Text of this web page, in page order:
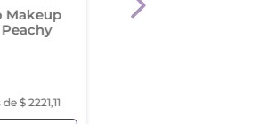
Makeup
$ 2221,11
Cher Hyaluron Lip